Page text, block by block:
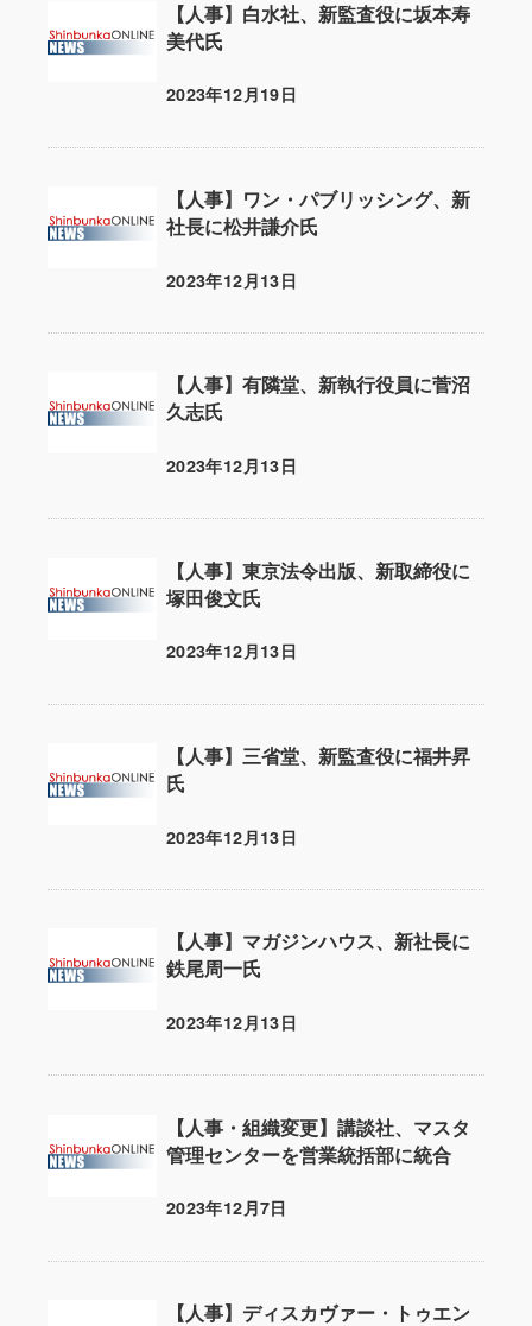
【人事】白水社、新監査役に坂本寿
美代氏
投稿日
2023年12月19日
【人事】ワン・パブリッシング、新
社長に松井謙介氏
投稿日
2023年12月13日
【人事】有隣堂、新執行役員に菅沼
久志氏
投稿日
2023年12月13日
【人事】東京法令出版、新取締役に
塚田俊文氏
投稿日
2023年12月13日
【人事】三省堂、新監査役に福井昇
氏
投稿日
2023年12月13日
【人事】マガジンハウス、新社長に
鉄尾周一氏
投稿日
2023年12月13日
【人事・組織変更】講談社、マスタ
管理センターを営業統括部に統合
投稿日
2023年12月7日
【人事】ディスカヴァー・トゥエン